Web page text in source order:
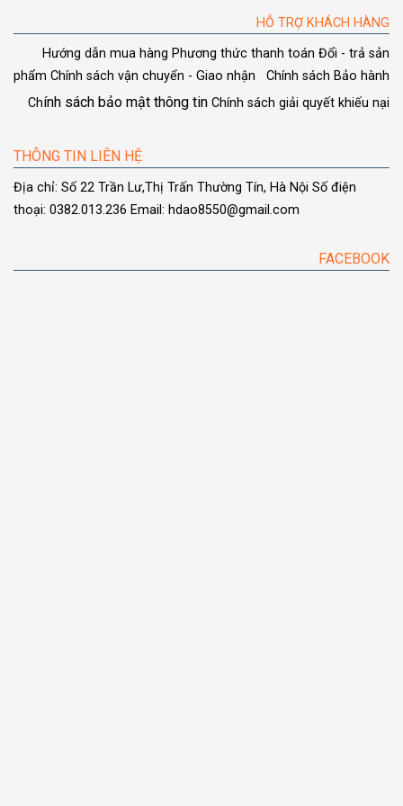
HỖ TRỢ KHÁCH HÀNG
Hướng dẫn mua hàng Phương thức thanh toán Đổi - trả sản
phẩm Chính sách vận chuyển - Giao nhận
Chính sách Bảo hành
Chính sách bảo mật thông tin Chính sách giải quyết khiếu nại
THÔNG TIN LIÊN HỆ
Địa chỉ: Số 22 Trần Lư,Thị Trấn Thường Tín, Hà Nội Số điện
thoại: 0382.013.236 Email: hdao8550@gmail.com
FACEBOOK